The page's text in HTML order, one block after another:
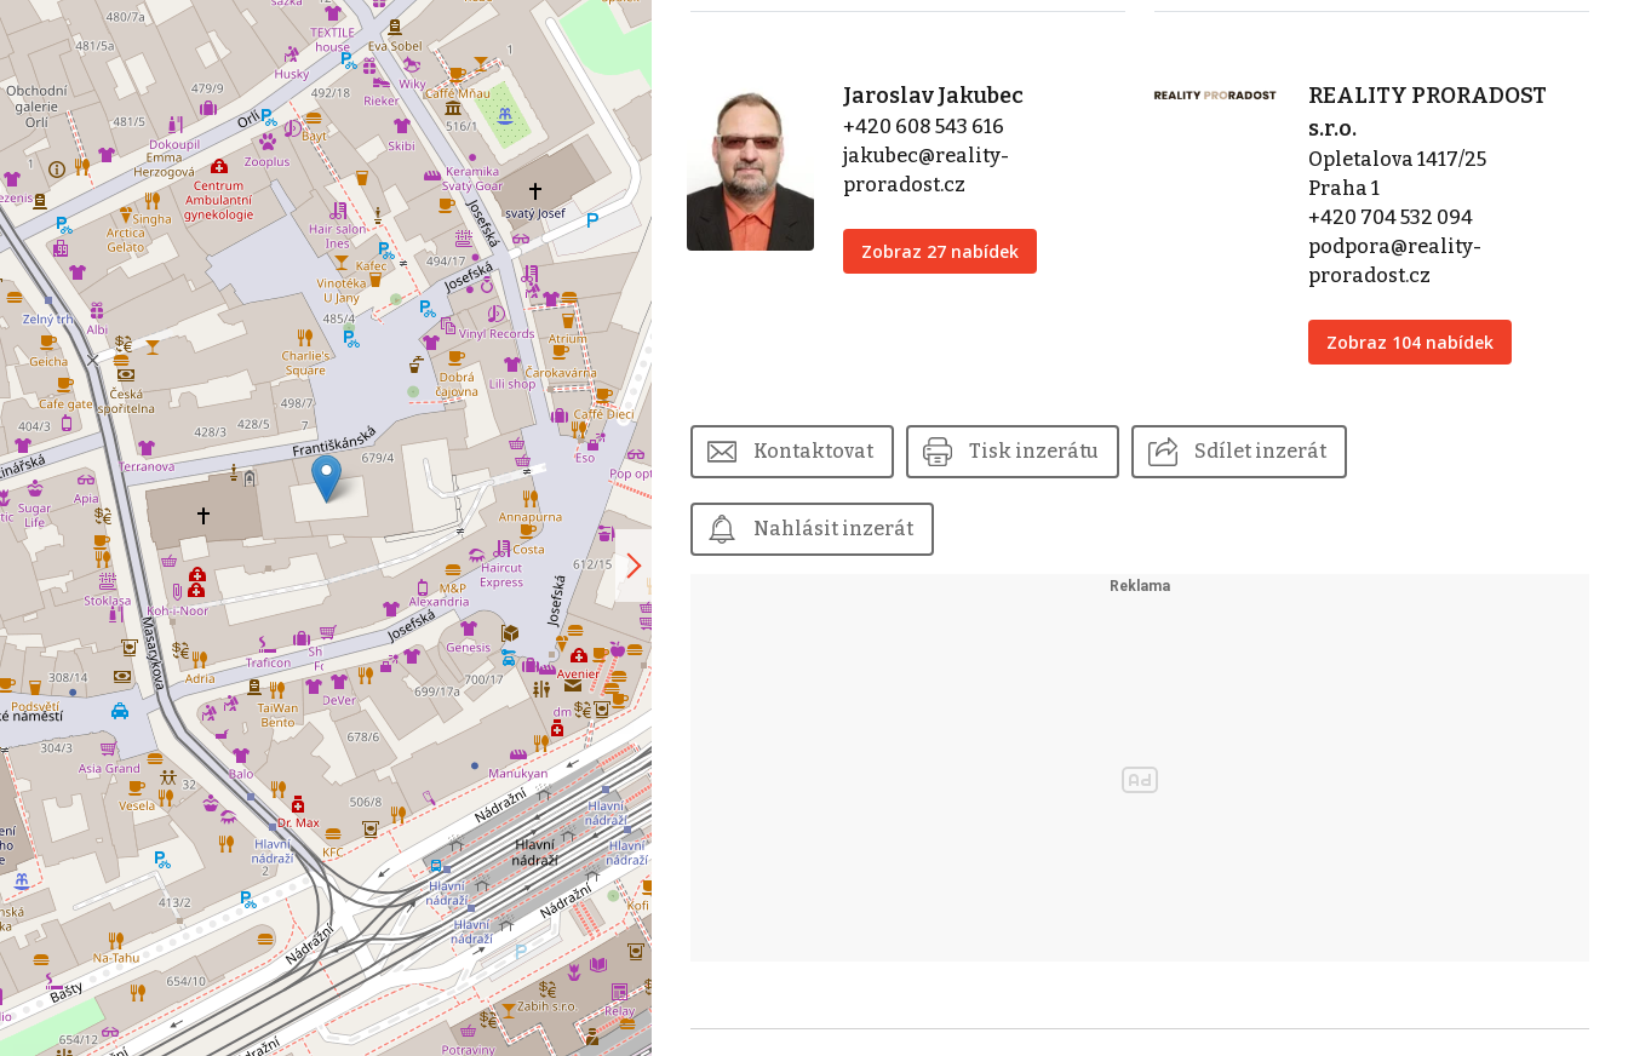
Jaroslav Jakubec
+420 608 543 616
jakubec@reality-
proradost.cz
Zobraz 27 nabídek
REALITY PRORADOST
s.r.o.
Opletalova 1417/25
Praha 1
+420 704 532 094
podpora@reality-
proradost.cz
Zobraz 104 nabídek
Kontaktovat Tisk inzerátu Sdílet inzerát
Nahlásit inzerát